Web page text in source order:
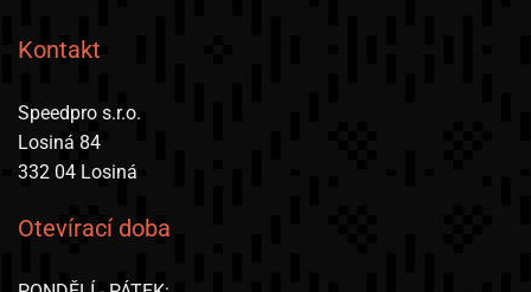
Kontakt
Speedpro s.r.o.
Losiná 84
332 04 Losiná
Otevírací doba